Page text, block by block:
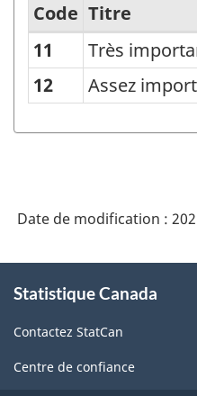
Classification
de
comprendre
une
langue
autochtone
Structure
Code Titre
11
Très
12
Assez
Date de modification :
propos
ce
site
Statistique Canada
Contactez StatCan
Centre de confiance